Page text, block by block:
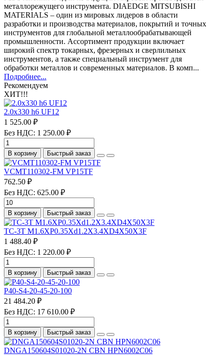
металлорежущего инструмента. DIAEDGE MITSUBISHI
MATERIALS – один из мировых лидеров в области
разработки и производства материалов, покрытий и точных
инструментов для глобальной металлообрабатывающей
промышленности. Ассортимент продукции включает
широкий спектр токарных, фрезерных и сверлильных
инструментов, а также специальный инструмент для
обработки металлов и современных материалов. В комп...
Подробнее...
Рекомендуем
ХИТ!!!
2.0х330 h6 UF12
1 525.00 ₽
Без НДС: 1 250.00 ₽
В корзину Быстрый заказ
VCMT110302-FM VP15TF
762.50 ₽
Без НДС: 625.00 ₽
В корзину Быстрый заказ
TC-3T M1.6XP0.35Xd1.2X3.4XD4X50X3F
1 488.40 ₽
Без НДС: 1 220.00 ₽
В корзину Быстрый заказ
P40-S4-20-45-20-100
21 484.20 ₽
Без НДС: 17 610.00 ₽
В корзину Быстрый заказ
DNGA150604S01020-2N CBN HPN6002C06